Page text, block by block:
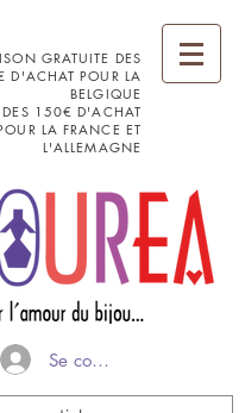
GRATUITE DES
D'ACHAT POUR LA
BELGIQUE
DES 150€ D'ACHAT
LA FRANCE ET
L'ALLEMAGNE
Se connecter